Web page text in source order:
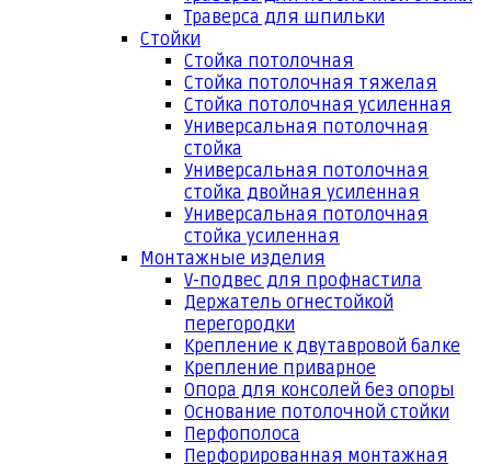
Траверса для шпильки
Стойки
Стойка потолочная
Стойка потолочная тяжелая
Стойка потолочная усиленная
Универсальная потолочная
стойка
Универсальная потолочная
стойка двойная усиленная
Универсальная потолочная
стойка усиленная
Монтажные изделия
V-подвес для профнастила
Держатель огнестойкой
перегородки
Крепление к двутавровой балке
Крепление приварное
Опора для консолей без опоры
Основание потолочной стойки
Перфополоса
Перфорированная монтажная